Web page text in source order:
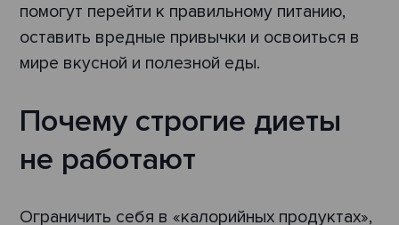
помогут перейти к правильному питанию,
оставить вредные привычки и освоиться в
мире вкусной и полезной еды.
Почему строгие диеты
не работают
Ограничить себя в «калорийных продуктах»,